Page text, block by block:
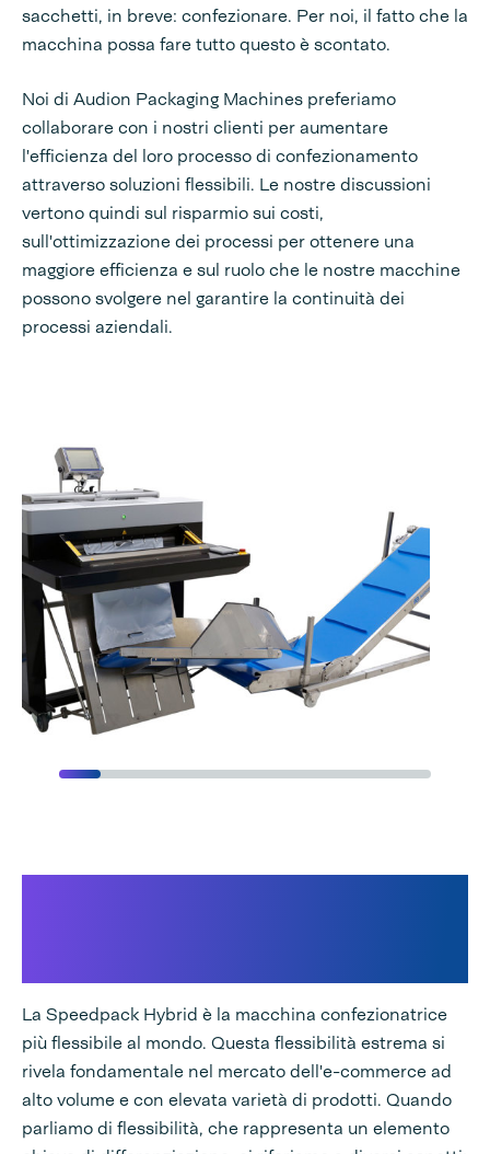
sacchetti, in breve: confezionare. Per noi, il fatto che la
macchina possa fare tutto questo è scontato.
Noi di Audion Packaging Machines preferiamo
collaborare con i nostri clienti per aumentare
l'efficienza del loro processo di confezionamento
attraverso soluzioni flessibili. Le nostre discussioni
vertono quindi sul risparmio sui costi,
sull'ottimizzazione dei processi per ottenere una
maggiore efficienza e sul ruolo che le nostre macchine
possono svolgere nel garantire la continuità dei
processi aziendali.
La Speedpack Hybrid è la macchina confezionatrice
più flessibile al mondo. Questa flessibilità estrema si
rivela fondamentale nel mercato dell'e-commerce ad
alto volume e con elevata varietà di prodotti. Quando
parliamo di flessibilità, che rappresenta un elemento